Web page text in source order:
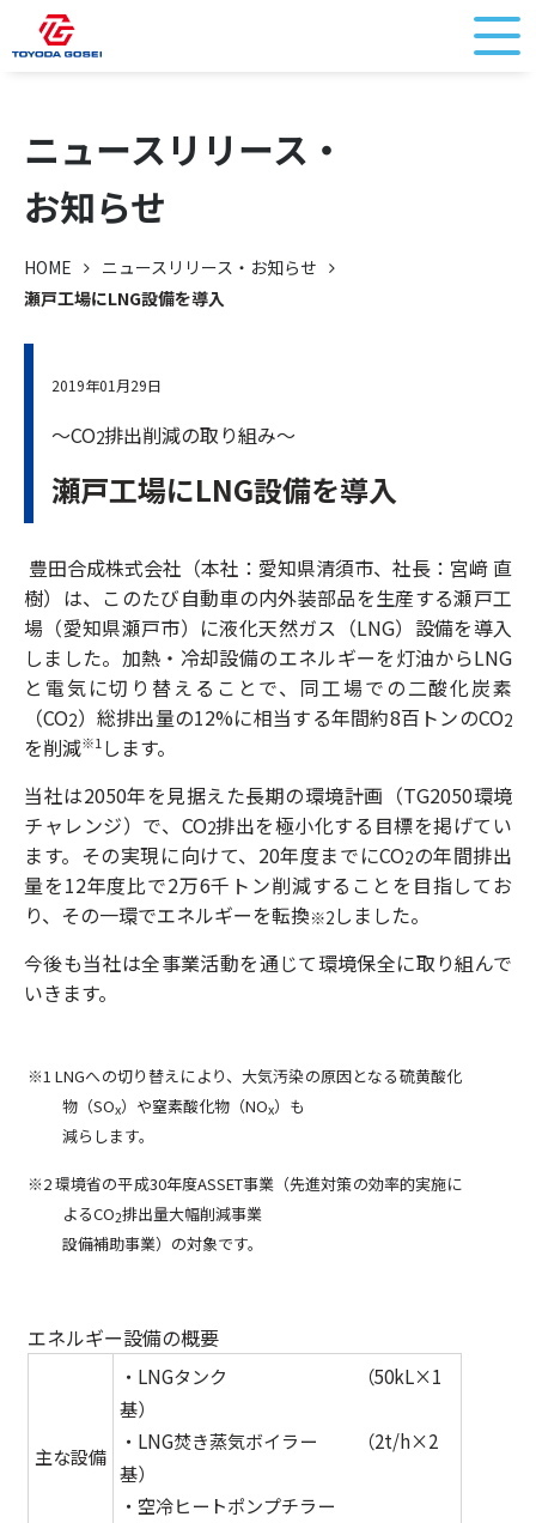
ニュースリリース・
お知らせ
HOME
ニュースリリース・お知らせ
瀬戸工場にLNG設備を導入
2019年01月29日
～CO2排出削減の取り組み～
瀬戸工場にLNG設備を導入
豊田合成株式会社（本社：愛知県清須市、社長：宮﨑 直
樹）は、このたび自動車の内外装部品を生産する瀬戸工
場（愛知県瀬戸市）に液化天然ガス（LNG）設備を導入
しました。加熱・冷却設備のエネルギーを灯油からLNG
と電気に切り替えることで、同工場での二酸化炭素
（CO2）総排出量の12%に相当する年間約8百トンのCO2
を削減※1します。
当社は2050年を見据えた長期の環境計画（TG2050環境
チャレンジ）で、CO2排出を極小化する目標を掲げてい
ます。その実現に向けて、20年度までにCO2の年間排出
量を12年度比で2万6千トン削減することを目指してお
り、その一環でエネルギーを転換※2しました。
今後も当社は全事業活動を通じて環境保全に取り組んで
いきます。
※1 LNGへの切り替えにより、大気汚染の原因となる硫黄酸化
物（SOx）や窒素酸化物（NOx）も
減らします。
※2 環境省の平成30年度ASSET事業（先進対策の効率的実施に
よるCO2排出量大幅削減事業
設備補助事業）の対象です。
エネルギー設備の概要
主な設備
・LNGタンク （50kL×1
基）
・LNG焚き蒸気ボイラー （2t/h×2
基）
・空冷ヒートポンプチラー